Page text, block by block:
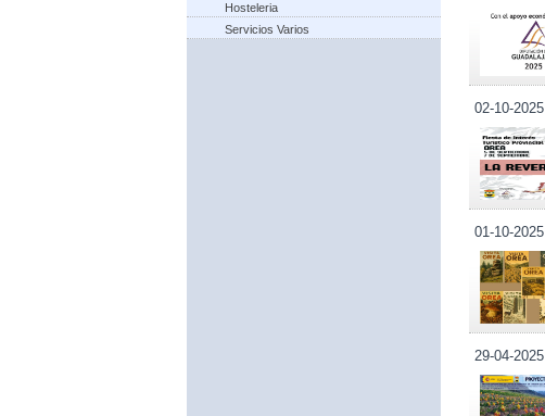
Hosteleria
Servicios Varios
02-10-2025
01-10-2025
29-04-2025